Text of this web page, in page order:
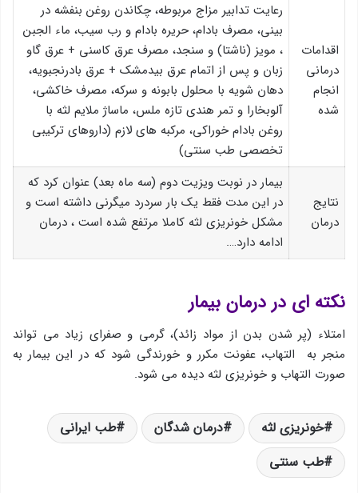
اقدامات
درمانی
انجام
شده
رعایت تدابیر مزاج مربوطه، چکاندن روغن بنفشه در
بینی، مصرف بادام، حریره بادام و رب سیب، ماء الجبن
، مویز (ناشتا) و سنجد، مصرف عرق کاسنی + عرق گاو
زبان و پس از اتمام عرق بیدمشک + عرق بادرنجبویه،
دهان شویه با محلول بابونه و سرکه، مصرف خاکشی،
آلوبخارا و تمر هندی تازه ملس، ماساژ ملایم لثه با
روغن بادام خوراکی، مرکبه های لازم (داروهای ترکیبی
تخصصی طب سنتی)
نتایج
درمان
بیمار در نوبت ویزیت دوم (سه ماه بعد) عنوان کرد که
در این مدت فقط یک بار سردرد میگرنی داشته است و
مشکل خونریزی لثه کاملا مرتفع شده است ، درمان
ادامه دارد….
نکته ای در درمان بیمار
امتلاء (پر شدن بدن از مواد زائد)، گرمی و صفرای زیاد می تواند
منجر به التهاب، عفونت مکرر و خورندگی شود که در این بیمار به
صورت التهاب و خونریزی لثه دیده می شود.
خونریزی لثه درمان شدگان
طب ایرانی
طب سنتی